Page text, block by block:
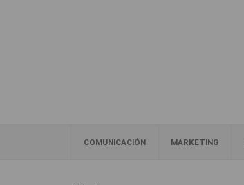
COMUNICACIÓN MARKETING